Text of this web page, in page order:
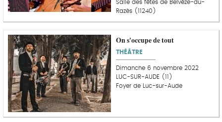
Salle des fêtes de Belvèze-du-
Razès (11240)
On s'occupe de tout
THÉÂTRE
Dimanche 6 novembre 2022
LUC-SUR-AUDE (11)
Foyer de Luc-sur-Aude